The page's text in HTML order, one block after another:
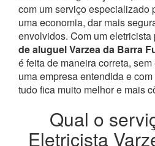
com um serviço especializado
uma economia, dar mais
envolvidos. Com um
de aluguel Varzea da Barra
é feita de maneira correta,
uma empresa entendida e
tudo fica muito melhor e mais
Qual o
Eletricista